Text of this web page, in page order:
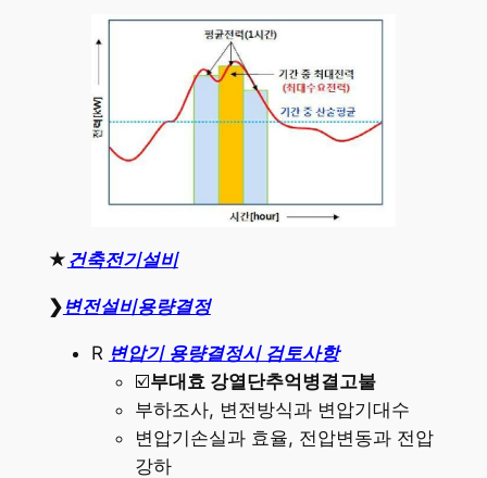
★ 건축전기설비
❯ 변전설비용량결정
R 변압기 용량결정시 검토사항
☑️부대효 강열단추억병결고불
부하조사, 변전방식과 변압기대수
변압기손실과 효율, 전압변동과 전압
강하